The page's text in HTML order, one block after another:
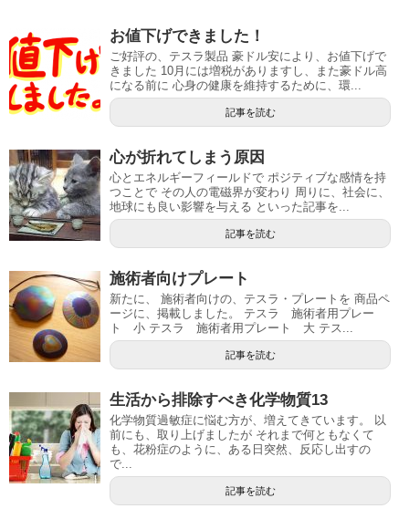
お値下げできました！
ご好評の、テスラ製品 豪ドル安により、お値下げで
きました 10月には増税がありますし、また豪ドル高
になる前に 心身の健康を維持するために、環...
記事を読む
心が折れてしまう原因
心とエネルギーフィールドで ポジティブな感情を持
つことで その人の電磁界が変わり 周りに、社会に、
地球にも良い影響を与える といった記事を...
記事を読む
施術者向けプレート
新たに、 施術者向けの、テスラ・プレートを 商品ペ
ージに、掲載しました。 テスラ 施術者用プレー
ト 小 テスラ 施術者用プレート 大 テス...
記事を読む
生活から排除すべき化学物質13
化学物質過敏症に悩む方が、増えてきています。 以
前にも、取り上げましたが それまで何ともなくて
も、花粉症のように、ある日突然、反応し出すの
で...
記事を読む